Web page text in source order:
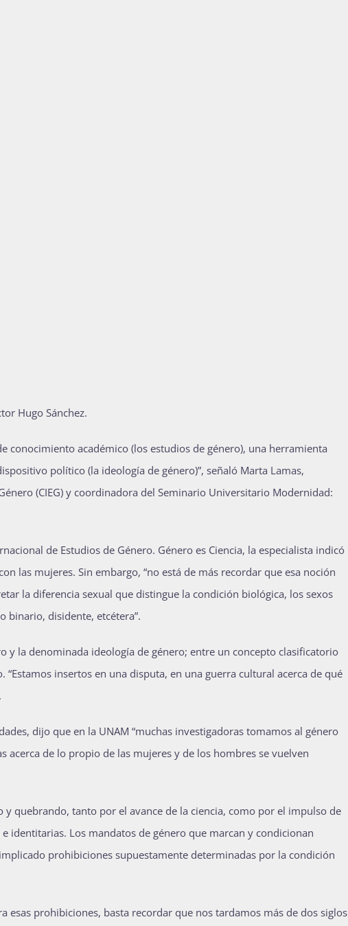
Hugo Sánchez.
conocimiento académico (los estudios de género), una herramienta
político (la ideología de género)”, señaló Marta Lamas,
(CIEG) y coordinadora del Seminario Universitario Modernidad:
de Estudios de Género. Género es Ciencia, la especialista indicó
las mujeres. Sin embargo, “no está de más recordar que esa noción
la diferencia sexual que distingue la condición biológica, los sexos
binario, disidente, etcétera”.
y la denominada ideología de género; entre un concepto clasificatorio
insertos en una disputa, en una guerra cultural acerca de qué
dijo que en la UNAM “muchas investigadoras tomamos al género
acerca de lo propio de las mujeres y de los hombres se vuelven
quebrando, tanto por el avance de la ciencia, como por el impulso de
identitarias. Los mandatos de género que marcan y condicionan
prohibiciones supuestamente determinadas por la condición
esas prohibiciones, basta recordar que nos tardamos más de dos siglos